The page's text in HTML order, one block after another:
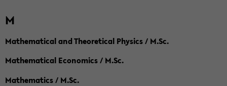
M
Mathematical and Theoretical Physics / M.Sc.
Mathematical Economics / M.Sc.
Mathematics / M.Sc.